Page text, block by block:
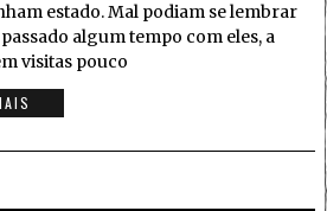
estado. Mal podiam se lembrar
algum tempo com eles, a
visitas pouco